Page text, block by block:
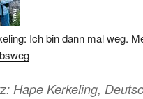
Ich bin dann mal weg.
Hape Kerkeling,